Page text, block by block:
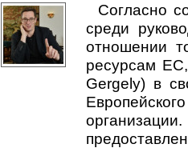
Согласно
среди
отношении
ресурсам
Gergely) в